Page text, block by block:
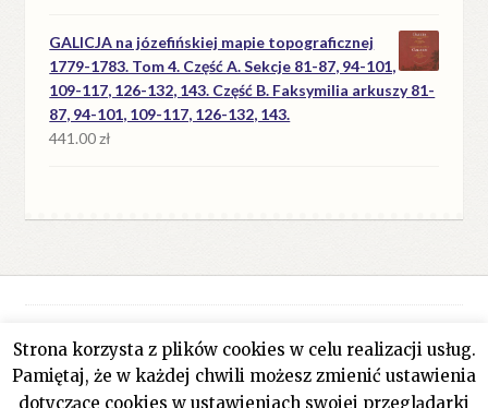
GALICJA na józefińskiej mapie topograficznej
1779-1783. Tom 4. Część A. Sekcje 81-87, 94-101,
109-117, 126-132, 143. Część B. Faksymilia arkuszy 81-
87, 94-101, 109-117, 126-132, 143.
441.00zł
© Antykwariat Filar 2026
Polityka prywatności
Stworzone z WooCommerce.
Strona korzysta z plików cookies w celu realizacji usług.
Pamiętaj, że w każdej chwili możesz zmienić ustawienia
dotyczące cookies w ustawieniach swojej przeglądarki